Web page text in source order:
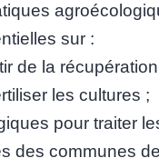
sur :
de la
les cultures ;
pour traiter
des communes